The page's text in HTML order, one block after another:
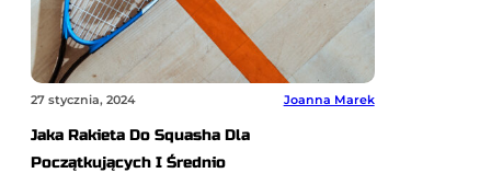
27 stycznia, 2024 Joanna Marek
Jaka Rakieta Do Squasha Dla
Początkujących I Średnio